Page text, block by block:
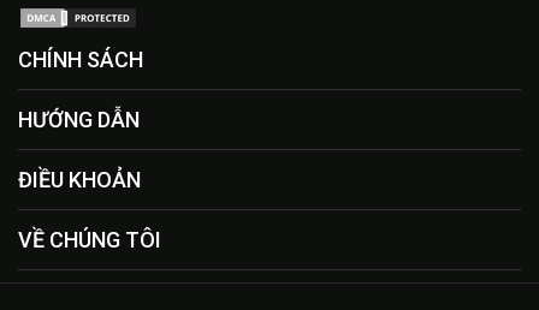
CHÍNH SÁCH
HƯỚNG DẪN
ĐIỀU KHOẢN
VỀ CHÚNG TÔI